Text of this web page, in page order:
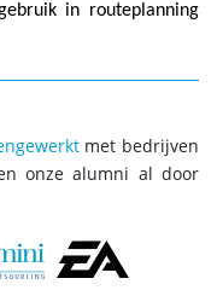
in routeplanning
met bedrijven
onze alumni al door